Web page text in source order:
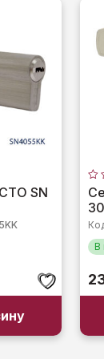
SN
0
из
В